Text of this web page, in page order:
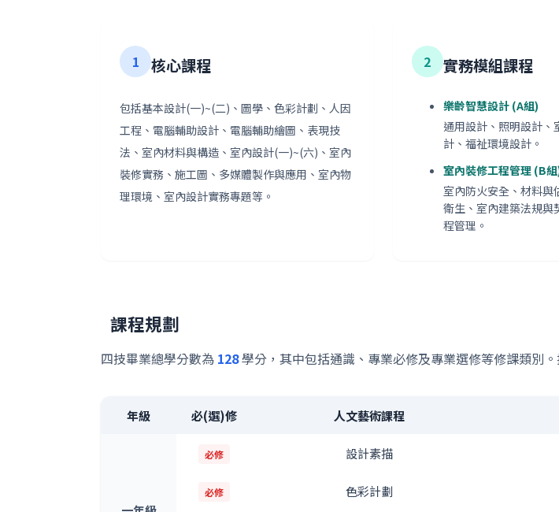
1 核心課程
包括基本設計(一)~(二)、圖學、色彩計劃、人因
工程、電腦輔助設計、電腦輔助繪圖、表現技
法、室內材料與構造、室內設計(一)~(六)、室內
裝修實務、施工圖、多媒體製作與應用、室內物
理環境、室內設計實務專題等。
2 實務模組課程
樂齡智慧設計 (A組)
通用設計、照明設計、
計、福祉環境設計。
室內裝修工程管理 (B
室內防火安全、材料與
衛生、室內建築法規與
程管理。
課程規劃
四技畢業總學分數為 128學分，其中包括通識、專業必修及專業選修等修課類別
年級 必(選)修 人文藝術課程
必修 設計素描
必修 色彩計劃